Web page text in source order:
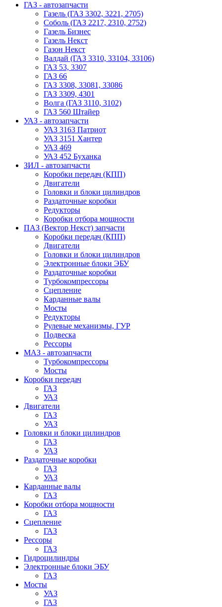
ГАЗ - автозапчасти
Газель (ГАЗ 3302, 3221, 2705)
Соболь (ГАЗ 2217, 2310, 2752)
Газель Бизнес
Газель Некст
Газон Некст
Валдай (ГАЗ 3310, 33104, 33106)
ГАЗ 53, 3307
ГАЗ 66
ГАЗ 3308, 33081, 33086
ГАЗ 3309, 4301
Волга (ГАЗ 3110, 3102)
ГАЗ 560 Штайер
УАЗ - автозапчасти
УАЗ 3163 Патриот
УАЗ 3151 Хантер
УАЗ 469
УАЗ 452 Буханка
ЗИЛ - автозапчасти
Коробки передач (КПП)
Двигатели
Головки и блоки цилиндров
Раздаточные коробки
Редукторы
Коробки отбора мощности
ПАЗ (Вектор Некст) запчасти
Коробки передач (КПП)
Двигатели
Головки и блоки цилиндров
Электронные блоки ЭБУ
Раздаточные коробки
Турбокомпрессоры
Сцепление
Карданные валы
Мосты
Редукторы
Рулевые механизмы, ГУР
Подвеска
Рессоры
МАЗ - автозапчасти
Турбокомпрессоры
Мосты
Коробки передач
ГАЗ
УАЗ
Двигатели
ГАЗ
УАЗ
Головки и блоки цилиндров
ГАЗ
УАЗ
Раздаточные коробки
ГАЗ
УАЗ
Карданные валы
ГАЗ
Коробки отбора мощности
ГАЗ
Сцепление
ГАЗ
Рессоры
ГАЗ
Гидроцилиндры
Электронные блоки ЭБУ
ГАЗ
Мосты
УАЗ
ГАЗ